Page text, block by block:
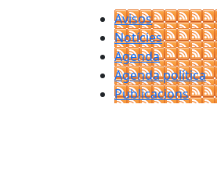
Avisos
Notícies
Agenda
Agenda política
Publicacions